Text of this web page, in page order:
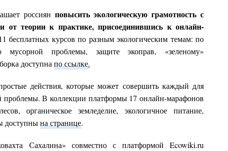
россиян повысить экологическую грамотность с
от теории к практике, присоединившись к онлайн-
бесплатных курсов по разным экологическим темам: по
мусорной проблемы, защите экоправ, «зеленому»
доступна по ссылке.
действия, которые может совершить каждый для
проблемы. В коллекции платформы 17 онлайн-марафонов
органическое земледелие, экологичное питание,
доступнына странице.
Сахалина» совместно с платформой Ecowiki.ru